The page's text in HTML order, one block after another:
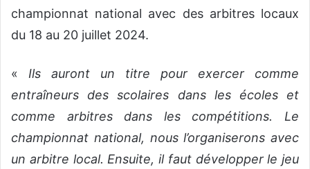
championnat national avec des arbitres locaux
du 18 au 20 juillet 2024.
« Ils auront un titre pour exercer comme
entraîneurs des scolaires dans les écoles et
comme arbitres dans les compétitions. Le
championnat national, nous l’organiserons avec
un arbitre local. Ensuite, il faut développer le jeu